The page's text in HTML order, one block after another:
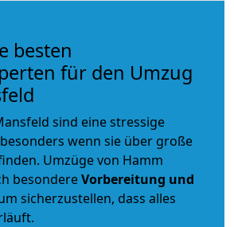
besten
für den Umzug
sind eine stressige
wenn sie über große
Umzüge von Hamm
besondereVorbereitung und
sicherzustellen, dass alles